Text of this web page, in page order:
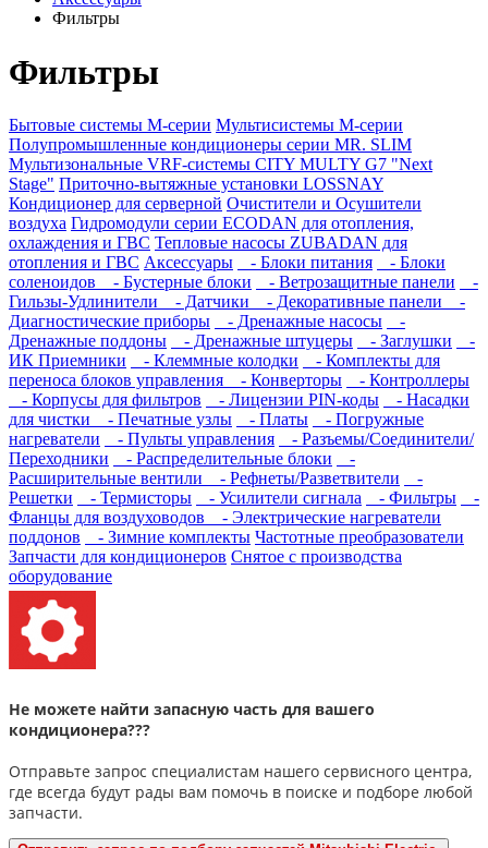
Фильтры
Фильтры
Бытовые системы M-серии Мультисистемы M-серии
Полупромышленные кондиционеры серии MR. SLIM
Мультизональные VRF-системы CITY MULTY G7 "Next
Stage" Приточно-вытяжные установки LOSSNAY
Кондиционер для серверной Очистители и Осушители
воздуха Гидромодули серии ECODAN для отопления,
охлаждения и ГВС Тепловые насосы ZUBADAN для
отопления и ГВС Аксесcуары - Блоки питания
- Блоки
соленоидов
- Бустерные блоки - Ветрозащитные панели
-
Гильзы-Удлинители
- Датчики - Декоративные панели
-
Диагностические приборы
- Дренажные насосы
-
Дренажные поддоны
- Дренажные штуцеры - Заглушки
-
ИК Приемники
- Клеммные колодки
- Комплекты для
переноса блоков управления
- Конверторы
- Контроллеры
- Корпусы для фильтров
- Лицензии PIN-коды
- Насадки
для чистки
- Печатные узлы - Платы
- Погружные
нагреватели
- Пульты управления
- Разъемы/Соединители/
Переходники
- Распределительные блоки
-
Расширительные вентили
- Рефнеты/Разветвители
-
Решетки
- Термисторы - Усилители сигнала - Фильтры
-
Фланцы для воздуховодов
- Электрические нагреватели
поддонов
- Зимние комплекты Частотные преобразователи
Запчасти для кондиционеров Снятое с производства
оборудование
Не можете найти запасную часть для вашего
кондиционера???
Отправьте запрос специалистам нашего сервисного центра,
где всегда будут рады вам помочь в поиске и подборе любой
запчасти.